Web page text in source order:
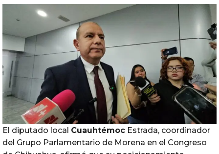
El diputado local Cuauhtémoc Estrada, coordinador
del Grupo Parlamentario de Morena en el Congreso